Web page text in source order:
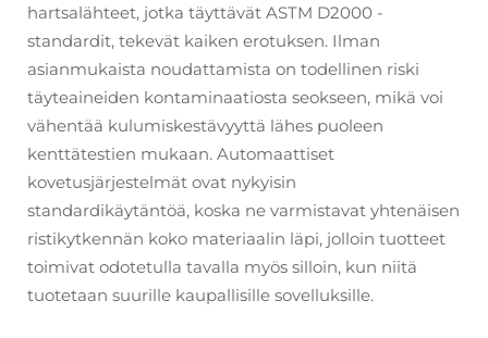
hartsalähteet, jotka täyttävät ASTM D2000 -
standardit, tekevät kaiken erotuksen. Ilman
asianmukaista noudattamista on todellinen riski
täyteaineiden kontaminaatiosta seokseen, mikä voi
vähentää kulumiskestävyyttä lähes puoleen
kenttätestien mukaan. Automaattiset
kovetusjärjestelmät ovat nykyisin
standardikäytäntöä, koska ne varmistavat yhtenäisen
ristikytkennän koko materiaalin läpi, jolloin tuotteet
toimivat odotetulla tavalla myös silloin, kun niitä
tuotetaan suurille kaupallisille sovelluksille.